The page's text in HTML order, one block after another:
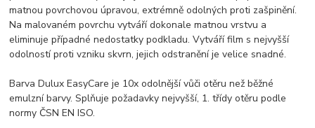
matnou povrchovou úpravou, extrémně odolných proti zašpinění.
Na malovaném povrchu vytváří dokonale matnou vrstvu a
eliminuje případné nedostatky podkladu. Vytváří film s nejvyšší
odolností proti vzniku skvrn, jejich odstranění je velice snadné.
Barva Dulux EasyCare je 10x odolnější vůči otěru než běžné
emulzní barvy. Splňuje požadavky nejvyšší, 1. třídy otěru podle
normy ČSN EN ISO.